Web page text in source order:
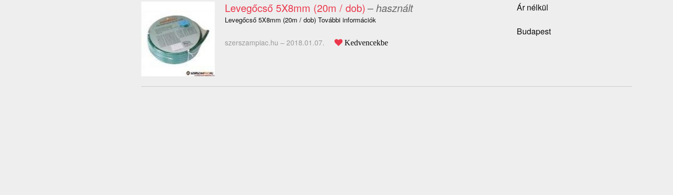
Levegőcső 5X8mm (20m / dob) – használt
Levegőcső 5X8mm (20m / dob) További információk
szerszampiac.hu – 2018.01.07. Kedvencekbe
Ár nélkül
Budapest